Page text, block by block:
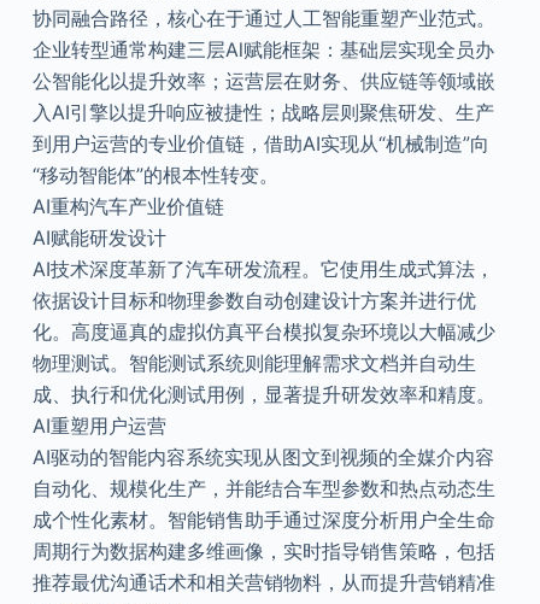
协同融合路径，核心在于通过人工智能重塑产业范式。
企业转型通常构建三层Al赋能框架：基础层实现全员办
公智能化以提升效率；运营层在财务、供应链等领域嵌
入AI引擎以提升响应被捷性；战略层则聚焦研发、生产
到用户运营的专业价值链，借助AI实现从“机械制造”向
“移动智能体”的根本性转变。
AI重构汽车产业价值链
AI赋能研发设计
AI技术深度革新了汽车研发流程。它使用生成式算法，
依据设计目标和物理参数自动创建设计方案并进行优
化。高度逼真的虚拟仿真平台模拟复杂环境以大幅减少
物理测试。智能测试系统则能理解需求文档并自动生
成、执行和优化测试用例，显著提升研发效率和精度。
AI重塑用户运营
AI驱动的智能内容系统实现从图文到视频的全媒介内容
自动化、规模化生产，并能结合车型参数和热点动态生
成个性化素材。智能销售助手通过深度分析用户全生命
周期行为数据构建多维画像，实时指导销售策略，包括
推荐最优沟通话术和相关营销物料，从而提升营销精准